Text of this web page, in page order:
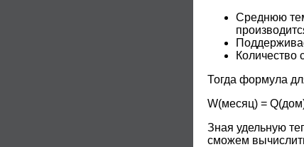
Среднюю
Количество
Тогда формула
W(месяц) =
Зная удельную
сможем